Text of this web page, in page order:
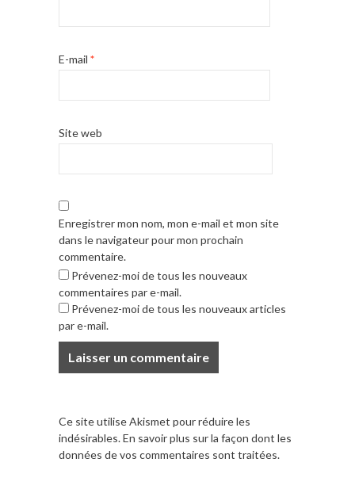
E-mail *
Site web
Enregistrer mon nom, mon e-mail et mon site
dans le navigateur pour mon prochain
commentaire.
Prévenez-moi de tous les nouveaux
commentaires par e-mail.
Prévenez-moi de tous les nouveaux articles
par e-mail.
Ce site utilise Akismet pour réduire les
indésirables.En savoir plus sur la façon dont les
données de vos commentaires sont traitées.